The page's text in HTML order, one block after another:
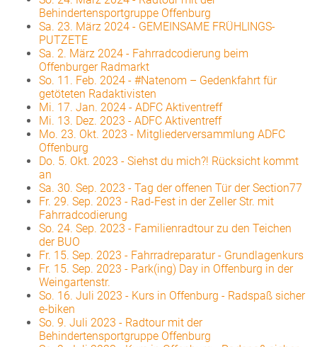
Behindertensportgruppe Offenburg
Sa. 23. März 2024 - GEMEINSAME FRÜHLINGS-
PUTZETE
Sa. 2. März 2024 - Fahrradcodierung beim
Offenburger Radmarkt
So. 11. Feb. 2024 - #Natenom – Gedenkfahrt für
getöteten Radaktivisten
Mi. 17. Jan. 2024 - ADFC Aktiventreff
Mi. 13. Dez. 2023 - ADFC Aktiventreff
Mo. 23. Okt. 2023 - Mitgliederversammlung ADFC
Offenburg
Do. 5. Okt. 2023 - Siehst du mich?! Rücksicht kommt
an
Sa. 30. Sep. 2023 - Tag der offenen Tür der Section77
Fr. 29. Sep. 2023 - Rad-Fest in der Zeller Str. mit
Fahrradcodierung
So. 24. Sep. 2023 - Familienradtour zu den Teichen
der BUO
Fr. 15. Sep. 2023 - Fahrradreparatur - Grundlagenkurs
Fr. 15. Sep. 2023 - Park(ing) Day in Offenburg in der
Weingartenstr.
So. 16. Juli 2023 - Kurs in Offenburg - Radspaß sicher
e-biken
So. 9. Juli 2023 - Radtour mit der
Behindertensportgruppe Offenburg